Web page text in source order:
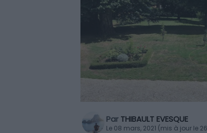
Par THIBAULT EVESQUE
Le 08 mars, 2021 (mis à jour le